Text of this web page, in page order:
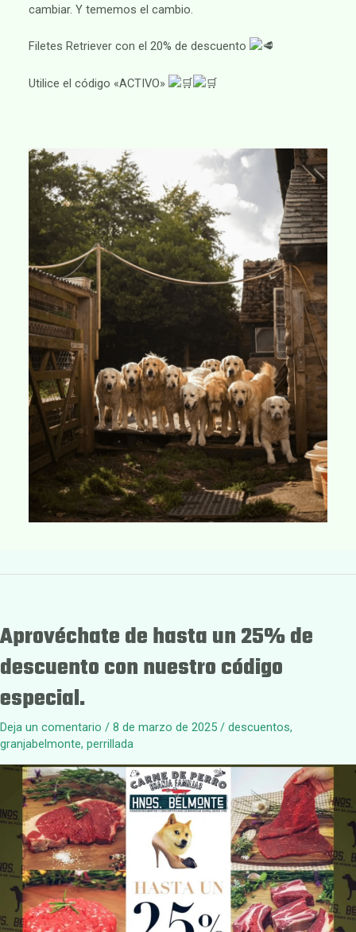
cambiar. Y tememos el cambio.
Filetes Retriever con el 20% de descuento
Utilice el código «ACTIVO»
Aprovéchate de hasta un 25% de
descuento con nuestro código
especial.
Deja un comentario / 8 de marzo de 2025 / descuentos,
granjabelmonte, perrillada